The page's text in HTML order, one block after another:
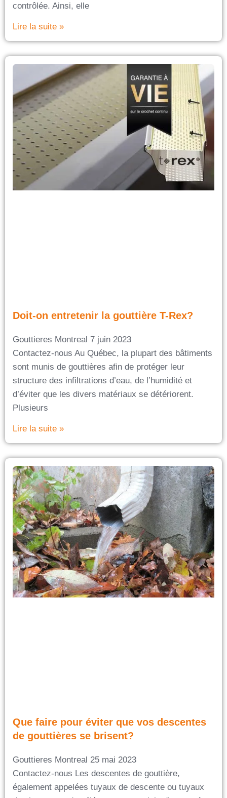
contrôlée. Ainsi, elle
Lire la suite »
Doit-on entretenir la gouttière T-Rex?
Gouttieres Montreal 7 juin 2023
Contactez-nous Au Québec, la plupart des bâtiments
sont munis de gouttières afin de protéger leur
structure des infiltrations d’eau, de l’humidité et
d’éviter que les divers matériaux se détériorent.
Plusieurs
Lire la suite »
Que faire pour éviter que vos descentes
de gouttières se brisent?
Gouttieres Montreal 25 mai 2023
Contactez-nous Les descentes de gouttière,
également appelées tuyaux de descente ou tuyaux